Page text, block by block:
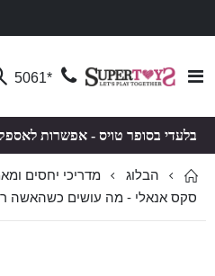
Toggle
*5061
בלעדי בסופר טויס - אפשרות
הבלוג
מדריכי יחסים
סקס אנאלי - מה עושים כשהאשה